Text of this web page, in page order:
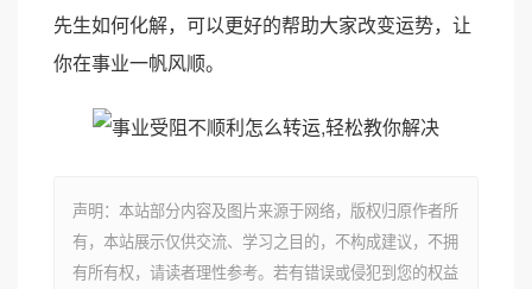
先生如何化解，可以更好的帮助大家改变运势，让
你在事业一帆风顺。
声明：本站部分内容及图片来源于网络，版权归原作者所
有，本站展示仅供交流、学习之目的，不构成建议，不拥
有所有权，请读者理性参考。若有错误或侵犯到您的权益